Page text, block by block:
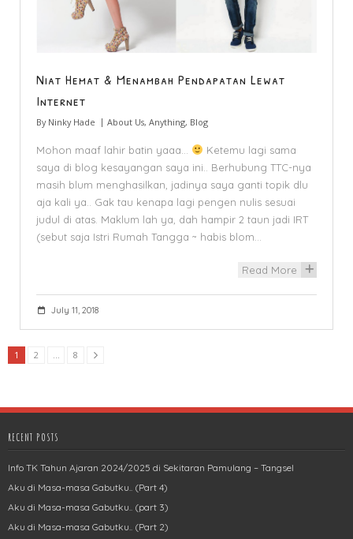
Niat Hemat & Menambah Pendapatan Lewat
Internet
By Ninky Hade About Us, Anything, Blog
Mohon maaf lahir batin yaaa…
Ketemu lagi sama
saya di blog kesayangan saya ini.. Berhubung TTC-nya
masih blum menghasilkan, jadinya saya ganti topik dlu
aja kali ya.. Gak tau kenapa lagi pengen nulis sesuai
judul di atas. Maklum lah ya, dah hampir 2 taun jadi IRT
(sebut saja Istri Rumah Tangga ~ habis blom…
Read More +
July 11, 2018
1 2 8
RECENT POSTS
Info TK Tahun Ajaran 2024/2025 di Sekitaran Pamulang – Tangsel
Aku di Masa-masa Gabutku.. (Part 4)
Aku di Masa-masa Gabutku.. (part 3)
Aku di Masa-masa Gabutku.. (Part 2)